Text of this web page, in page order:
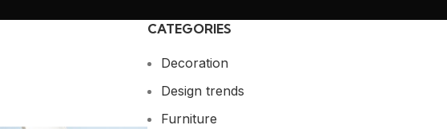
CATEGORIES
Decoration
Design trends
Furniture